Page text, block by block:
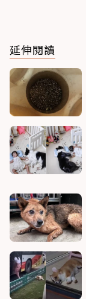
延伸閱讀